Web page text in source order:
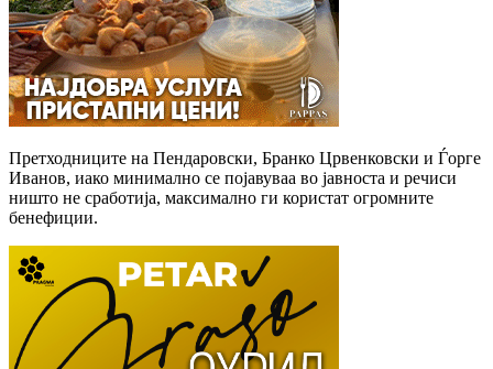
Претходниците на Пендаровски, Бранко Црвенковски и Ѓорге
Иванов, иако минимално се појавуваа во јавноста и речиси
ништо не сработија, максимално ги користат огромните
бенефиции.